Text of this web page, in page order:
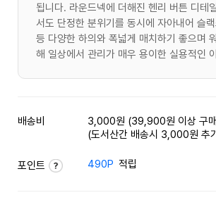
됩니다. 라운드넥에 더해진 헨리 버튼 디테
서도 단정한 분위기를 동시에 자아내어 슬
등 다양한 하의와 폭넓게 매치하기 좋으며
해 일상에서 관리가 매우 용이한 실용적인
배송비
3,000원 (39,900원 이상 구
(도서산간 배송시 3,000원 추
포인트 490P 적립